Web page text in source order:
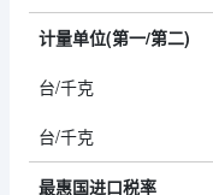
计量单位(第一/第二)
台/千克
台/千克
最惠国进口税率